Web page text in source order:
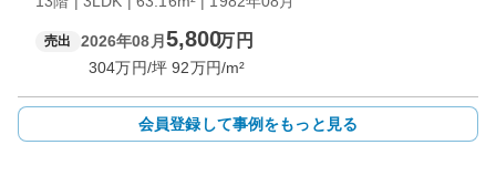
売出 2026年08月 5,800万円
304万円/坪 92万円/m²
会員登録して事例をもっと見る